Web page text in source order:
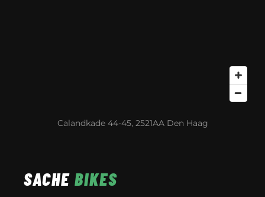
Calandkade 44-45, 2521AA Den Haag
SACHE BIKES